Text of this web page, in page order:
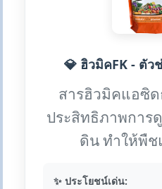
💎 ฮิวมิคFK - ตัว
สารฮิวมิคแอซิ
ประสิทธิภาพการ
ดิน ทำให้พืช
✨ ประโยชน์เด่น: